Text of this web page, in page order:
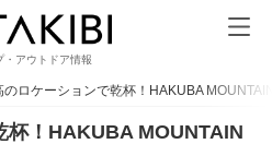
・アウトドア情報
のロケーションで乾杯！HAKUBA
杯！HAKUBA MOUNTAIN